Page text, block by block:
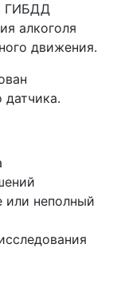
ГИБДД
алкоголя
движения.
датчика.
или неполный